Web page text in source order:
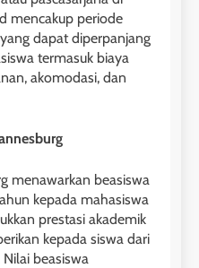
mencakup periode
dapat diperpanjang
termasuk biaya
akomodasi, dan
menawarkan beasiswa
kepada mahasiswa
prestasi akademik
kepada siswa dari
beasiswa